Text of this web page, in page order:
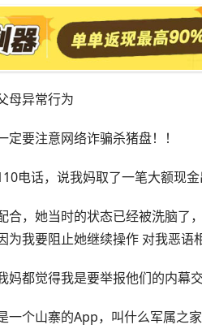
母异常行为
要注意网络诈骗杀猪盘！！
电话，说我妈取了一笔大额现
合，她当时的状态已经被洗脑了
我要阻止她继续操作 对我恶语
都觉得我是要举报他们的内幕
个山寨的App，叫什么军属之家